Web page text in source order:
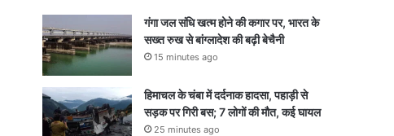
गंगा जल संधि खत्म होने की कगार पर, भारत के
सख्त रुख से बांग्लादेश की बढ़ी बेचैनी
15 minutes ago
हिमाचल के चंबा में दर्दनाक हादसा, पहाड़ी से
सड़क पर गिरी बस; 7 लोगों की मौत, कई घायल
25 minutes ago